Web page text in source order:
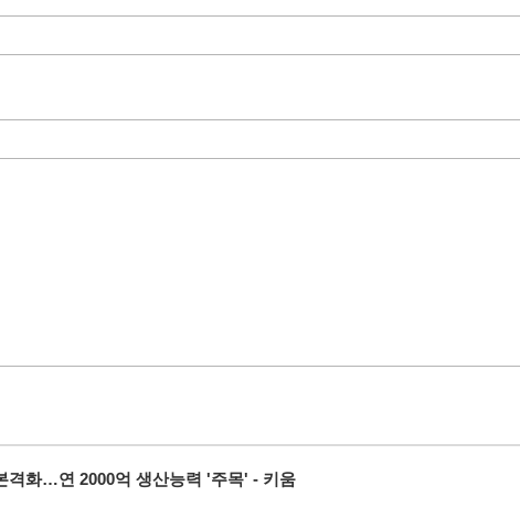
격화…연 2000억 생산능력 '주목' - 키움